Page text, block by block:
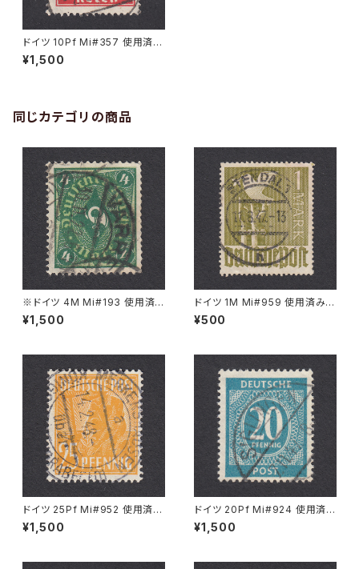
ドイツ 10Pf Mi#357 使用済み
切手｜MEERSBURG 2.3.192
8
¥1,500
同じカテゴリの商品
※ドイツ 4M Mi#193 使用済
み切手｜VARREL 30.11.1922
¥1,500
ドイツ 1M Mi#959 使用済み切
手｜STENDAL 11.8.1947
¥500
ドイツ 25Pf Mi#952 使用済み
切手｜MERKERSHAUSEN 14.
2.1948
¥1,500
ドイツ 20Pf Mi#924 使用済み
切手｜SIGLINGEN 7.11.1947
¥1,500